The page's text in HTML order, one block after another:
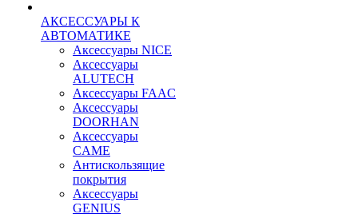
АКСЕССУАРЫ К
АВТОМАТИКЕ
Аксессуары NICE
Аксессуары
ALUTECH
Аксессуары FAAC
Аксессуары
DOORHAN
Аксессуары
CAME
Антискользящие
покрытия
Аксессуары
GENIUS